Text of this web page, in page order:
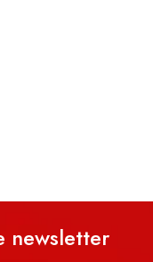
newsletter